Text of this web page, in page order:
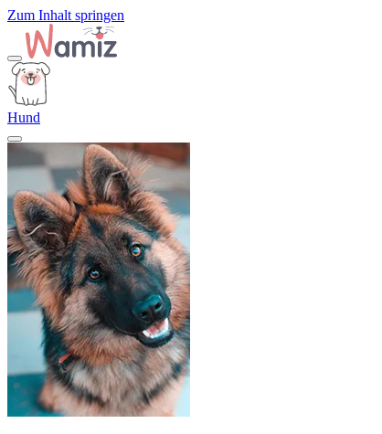
Zum Inhalt springen
Hund